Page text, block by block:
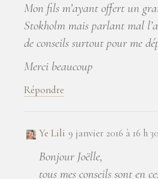
Mon fils m’ayant offert un
Stokholm mais parlant mal
de conseils surtout pour me
Merci beaucoup
Répondre
Ye Lili 9 janvier 2016 à 16 h
Bonjour Joëlle,
tous mes conseils sont en